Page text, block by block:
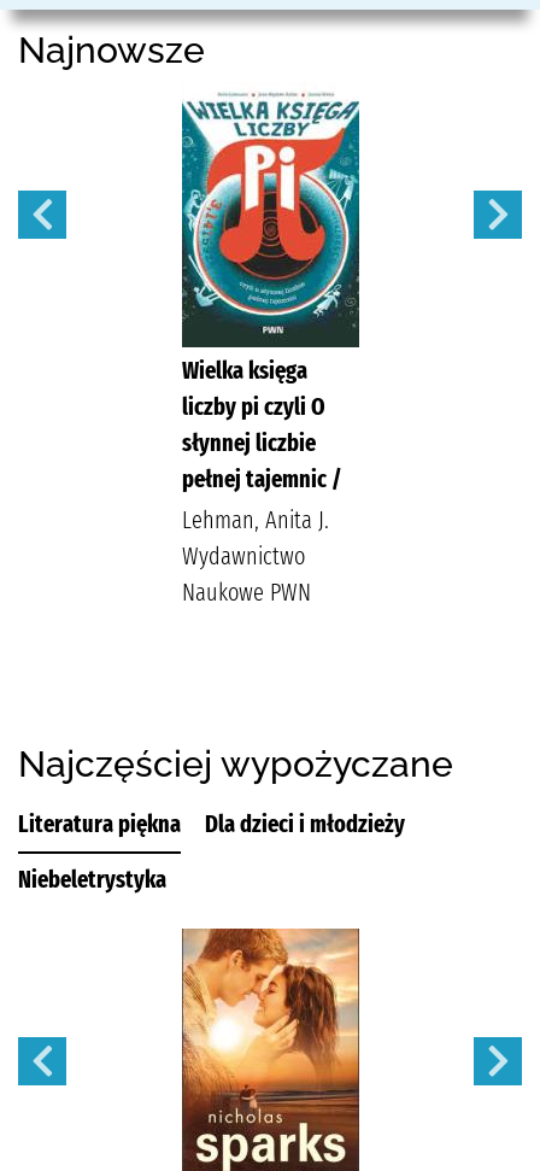
Najnowsze
Wielka księga
liczby pi czyli O
słynnej liczbie
pełnej tajemnic /
Lehman, Anita J.
Wydawnictwo
Naukowe PWN
Najczęściej wypożyczane
Literatura piękna
Dla dzieci i młodzieży
Niebeletrystyka